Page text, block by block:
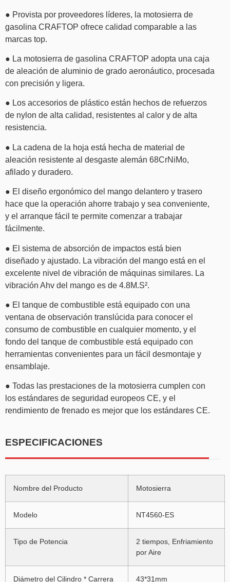
● Provista por proveedores líderes, la motosierra de
gasolina CRAFTOP ofrece calidad comparable a las
marcas top.
● La motosierra de gasolina CRAFTOP adopta una caja
de aleación de aluminio de grado aeronáutico, procesada
con precisión y ligera.
● Los accesorios de plástico están hechos de refuerzos
de nylon de alta calidad, resistentes al calor y de alta
resistencia.
● La cadena de la hoja está hecha de material de
aleación resistente al desgaste alemán 68CrNiMo,
afilado y duradero.
● El diseño ergonómico del mango delantero y trasero
hace que la operación ahorre trabajo y sea conveniente,
y el arranque fácil te permite comenzar a trabajar
fácilmente.
● El sistema de absorción de impactos está bien
diseñado y ajustado. La vibración del mango está en el
excelente nivel de vibración de máquinas similares. La
vibración Ahv del mango es de 4.8M.S².
● El tanque de combustible está equipado con una
ventana de observación translúcida para conocer el
consumo de combustible en cualquier momento, y el
fondo del tanque de combustible está equipado con
herramientas convenientes para un fácil desmontaje y
ensamblaje.
● Todas las prestaciones de la motosierra cumplen con
los estándares de seguridad europeos CE, y el
rendimiento de frenado es mejor que los estándares CE.
ESPECIFICACIONES
Nombre del Producto Motosierra
Modelo NT4560-ES
Tipo de Potencia
2 tiempos, Enfriamiento
por Aire
Diámetro del Cilindro * Carrera 43*31mm